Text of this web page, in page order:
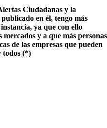
Ciudadanas y la
en él, tengo más
ya que con ello
y a que más personas
de las empresas que pueden
todos (*)